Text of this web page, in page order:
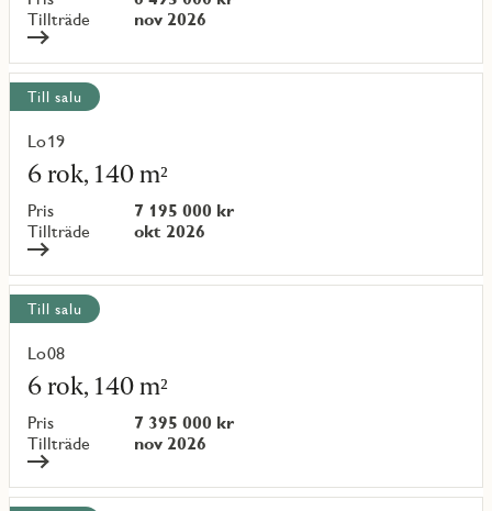
Tillträde
nov 2026
{objectNumber}
Till salu
Lo19
6 rok, 140 m²
Pris
7 195 000 kr
Tillträde
okt 2026
Läs
mer
om
objekt
{objectNumber}
Till salu
Lo08
6 rok, 140 m²
Pris
7 395 000 kr
Tillträde
nov 2026
Läs
mer
om
objekt
{objectNumber}